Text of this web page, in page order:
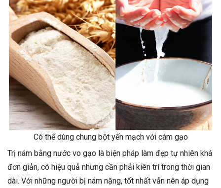
Có thể dùng chung bột yến mạch với cám gạo
Trị nám bằng nước vo gạo là biện pháp làm đẹp tự nhiên khá
đơn giản, có hiệu quả nhưng cần phải kiên trì trong thời gian
dài. Với những người bị nám nặng, tốt nhất vẫn nên áp dụng